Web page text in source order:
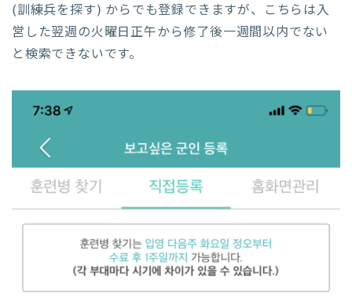
(訓練兵を探す) からでも登録できますが、こちらは入
営した翌週の火曜日正午から修了後一週間以内でない
と検索できないです。